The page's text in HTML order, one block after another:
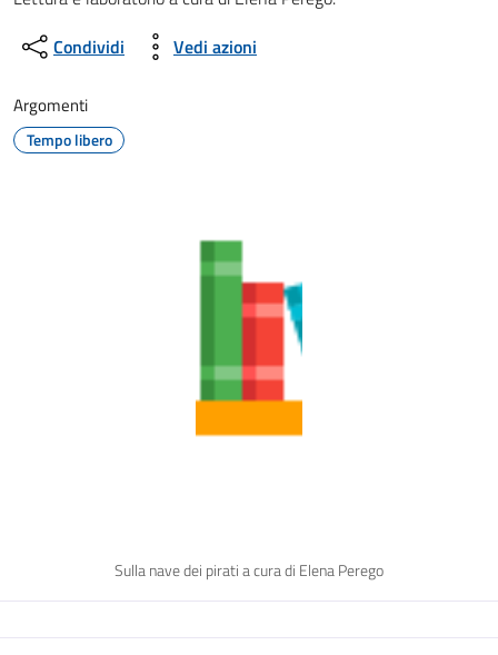
Condividi
Vedi azioni
Argomenti
Tempo libero
Sulla nave dei pirati a cura di Elena Perego